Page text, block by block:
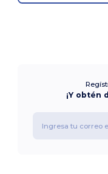
¡Y obtén